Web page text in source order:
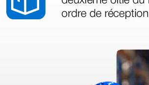
sin incluir el IVA que luego nos van a